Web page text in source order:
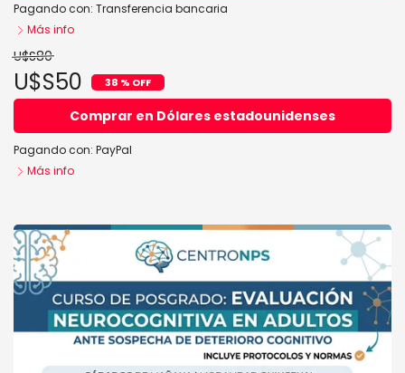
Pagando con: Transferencia bancaria
Más info
U$S80
U$S50 38 % OFF
Comprar en Dólares estadounidenses
Pagando con: PayPal
Más info